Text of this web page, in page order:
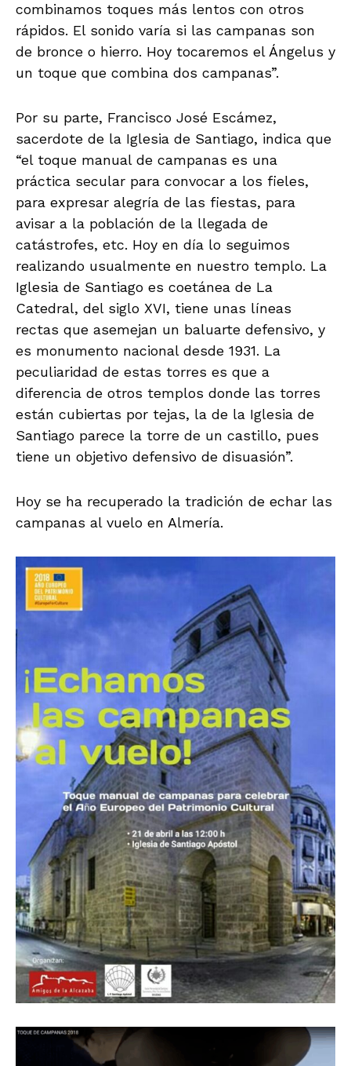
combinamos toques más lentos con otros
rápidos. El sonido varía si las campanas son
de bronce o hierro. Hoy tocaremos el Ángelus y
un toque que combina dos campanas”.
Por su parte, Francisco José Escámez,
sacerdote de la Iglesia de Santiago, indica que
“el toque manual de campanas es una
práctica secular para convocar a los fieles,
para expresar alegría de las fiestas, para
avisar a la población de la llegada de
catástrofes, etc. Hoy en día lo seguimos
realizando usualmente en nuestro templo. La
Iglesia de Santiago es coetánea de La
Catedral, del siglo XVI, tiene unas líneas
rectas que asemejan un baluarte defensivo, y
es monumento nacional desde 1931. La
peculiaridad de estas torres es que a
diferencia de otros templos donde las torres
están cubiertas por tejas, la de la Iglesia de
Santiago parece la torre de un castillo, pues
tiene un objetivo defensivo de disuasión”.
Hoy se ha recuperado la tradición de echar las
campanas al vuelo en Almería.